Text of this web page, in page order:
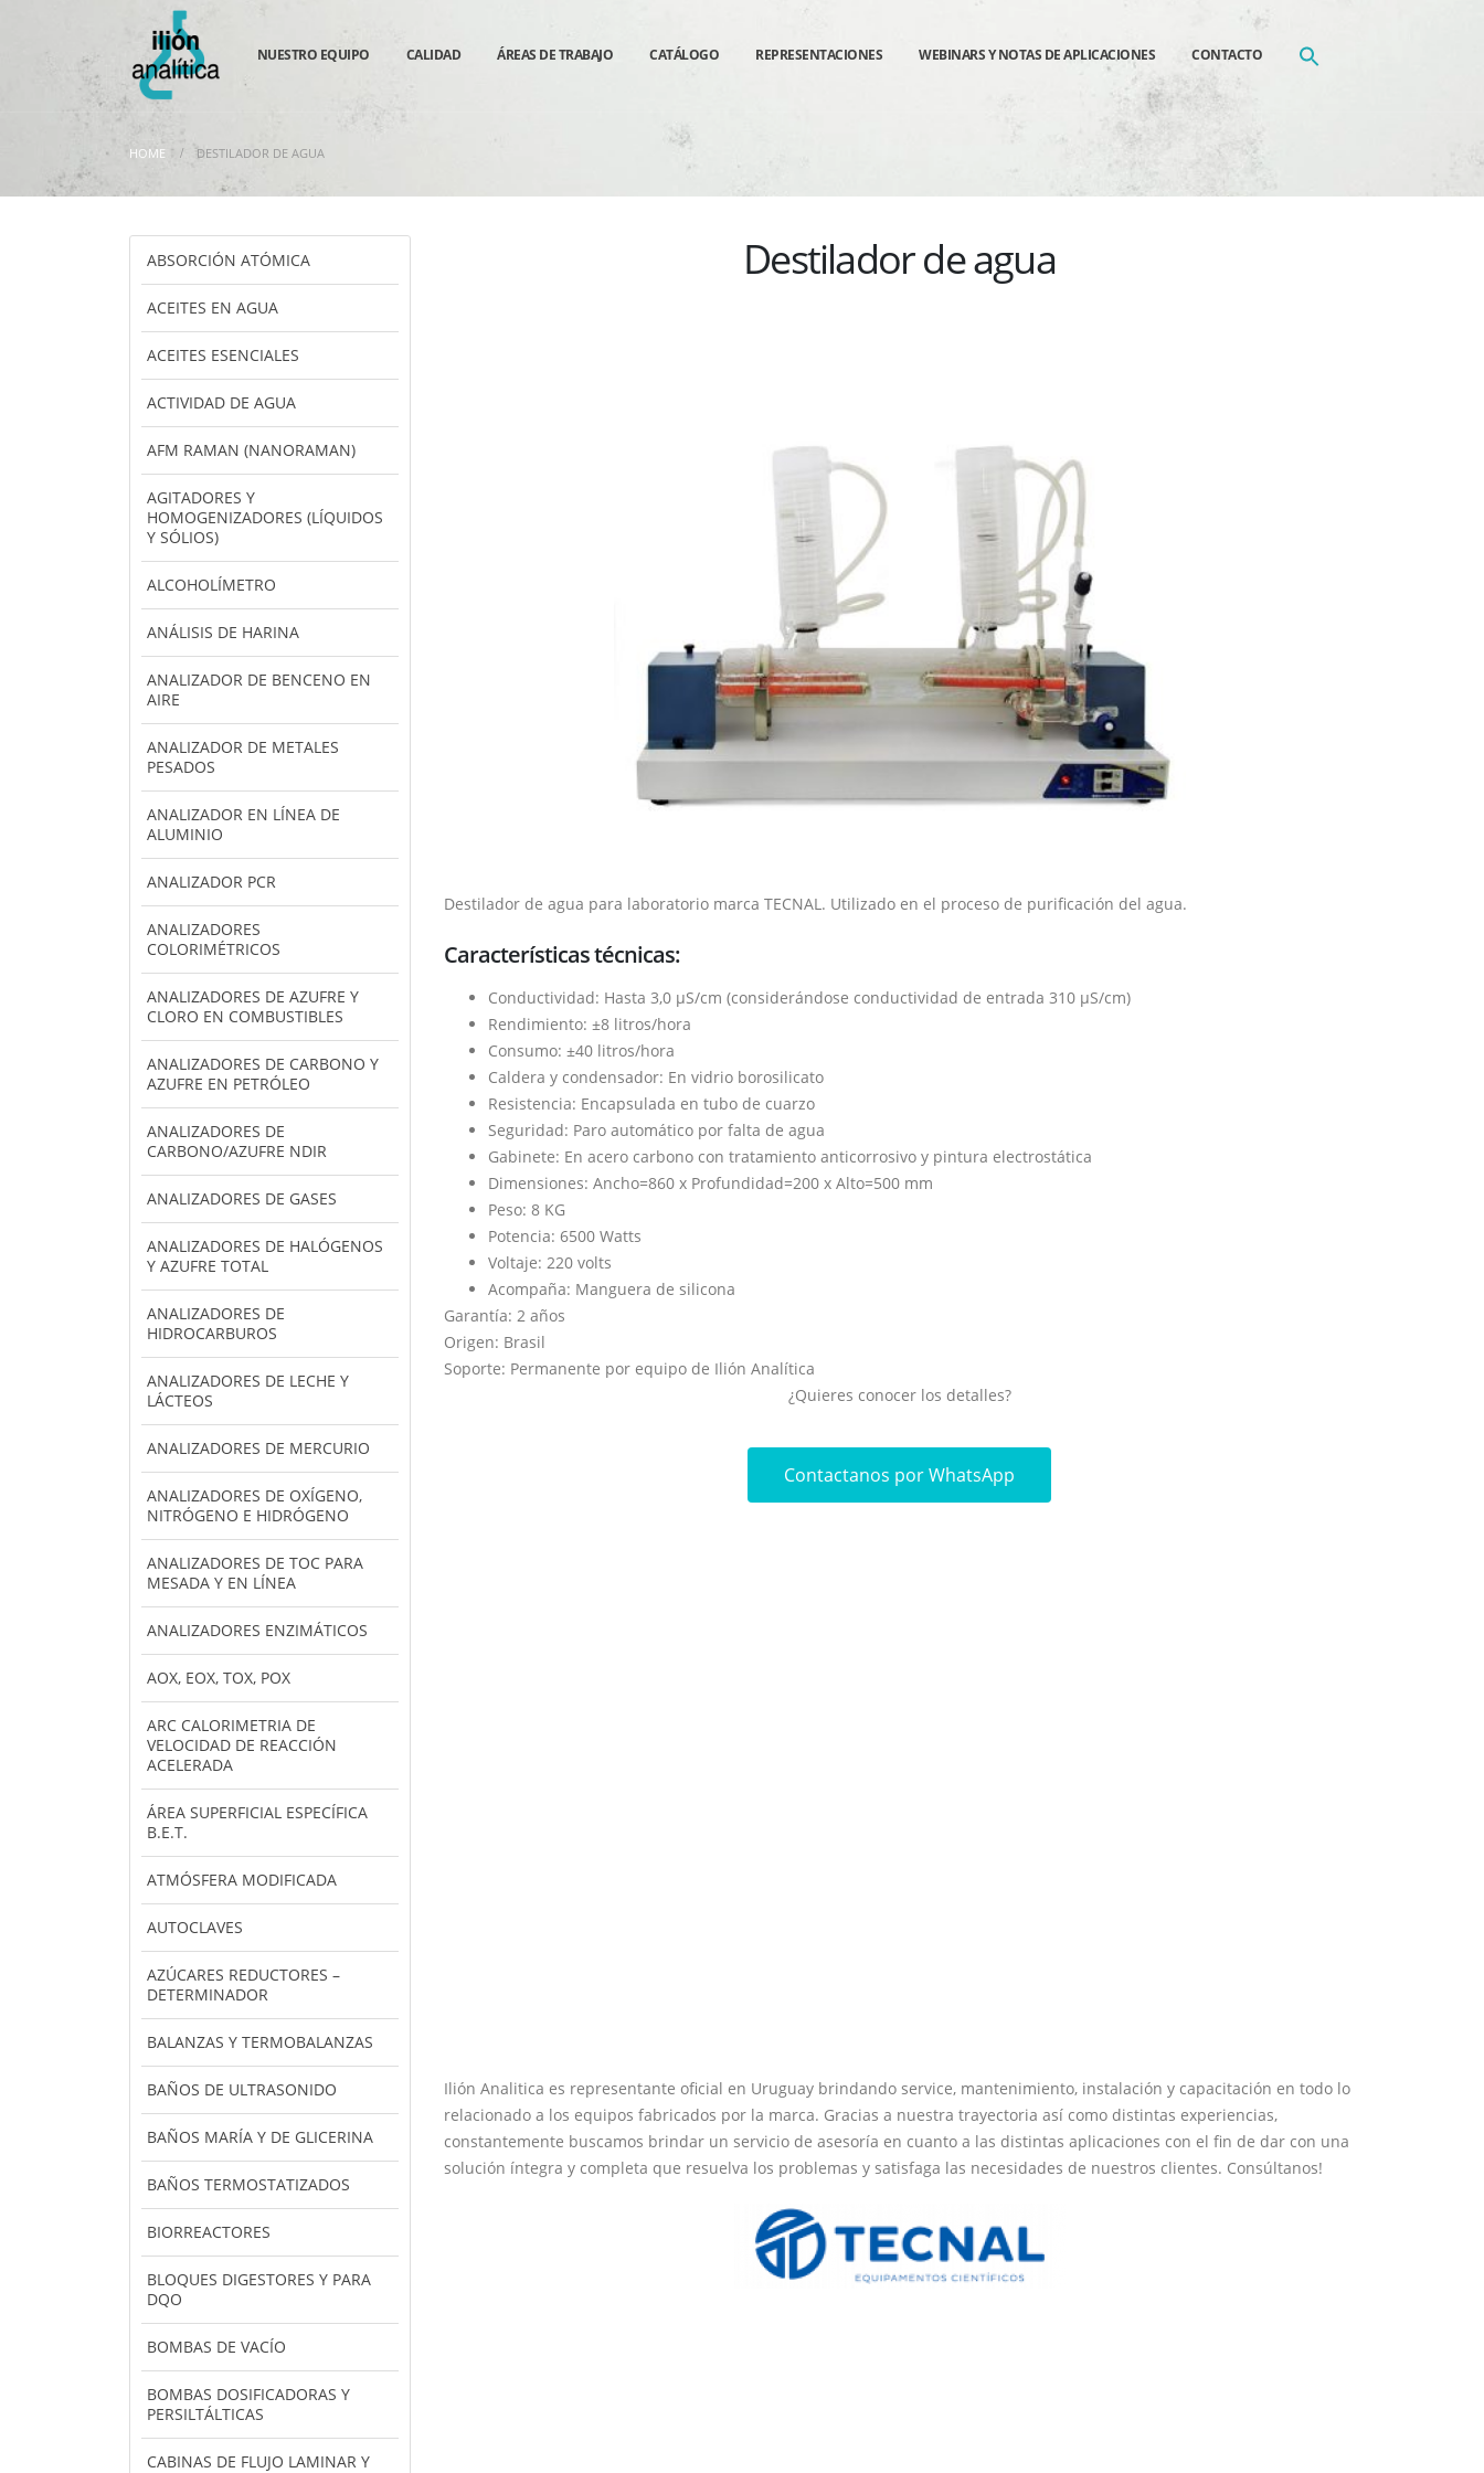
NUESTRO EQUIPO CALIDAD ÁREAS DE TRABAJO CATÁLOGO REPRESENTACIONES WEBINARS Y NOTAS DE APLICACIONES CONTACTO
HOME DESTILADOR DE AGUA
Destilador de agua
Destilador de agua para laboratorio marca TECNAL. Utilizado en el proceso de purificación del agua.
Características técnicas:
Conductividad: Hasta 3,0 µS/cm (considerándose conductividad de entrada 310 µS/cm)
Rendimiento: ±8 litros/hora
Consumo: ±40 litros/hora
Caldera y condensador: En vidrio borosilicato
Resistencia: Encapsulada en tubo de cuarzo
Seguridad: Paro automático por falta de agua
Gabinete: En acero carbono con tratamiento anticorrosivo y pintura electrostática
Dimensiones: Ancho=860 x Profundidad=200 x Alto=500 mm
Peso: 8 KG
Potencia: 6500 Watts
Voltaje: 220 volts
Acompaña: Manguera de silicona
Garantía: 2 años
Origen: Brasil
Soporte: Permanente por equipo de Ilión Analítica
¿Quieres conocer los detalles?
Contactanos por WhatsApp
Ilión Analitica es representante oficial en Uruguay brindando service, mantenimiento, instalación y capacitación en todo lo
relacionado a los equipos fabricados por la marca. Gracias a nuestra trayectoria así como distintas experiencias,
constantemente buscamos brindar un servicio de asesoría en cuanto a las distintas aplicaciones con el fin de dar con una
solución íntegra y completa que resuelva los problemas y satisfaga las necesidades de nuestros clientes. Consúltanos!
ABSORCIÓN ATÓMICA
ACEITES EN AGUA
ACEITES ESENCIALES
ACTIVIDAD DE AGUA
AFM RAMAN (NANORAMAN)
AGITADORES Y
HOMOGENIZADORES (LÍQUIDOS
Y SÓLIOS)
ALCOHOLÍMETRO
ANÁLISIS DE HARINA
ANALIZADOR DE BENCENO EN
AIRE
ANALIZADOR DE METALES
PESADOS
ANALIZADOR EN LÍNEA DE
ALUMINIO
ANALIZADOR PCR
ANALIZADORES
COLORIMÉTRICOS
ANALIZADORES DE AZUFRE Y
CLORO EN COMBUSTIBLES
ANALIZADORES DE CARBONO Y
AZUFRE EN PETRÓLEO
ANALIZADORES DE
CARBONO/AZUFRE NDIR
ANALIZADORES DE GASES
ANALIZADORES DE HALÓGENOS
Y AZUFRE TOTAL
ANALIZADORES DE
HIDROCARBUROS
ANALIZADORES DE LECHE Y
LÁCTEOS
ANALIZADORES DE MERCURIO
ANALIZADORES DE OXÍGENO,
NITRÓGENO E HIDRÓGENO
ANALIZADORES DE TOC PARA
MESADA Y EN LÍNEA
ANALIZADORES ENZIMÁTICOS
AOX, EOX, TOX, POX
ARC CALORIMETRIA DE
VELOCIDAD DE REACCIÓN
ACELERADA
ÁREA SUPERFICIAL ESPECÍFICA
B.E.T.
ATMÓSFERA MODIFICADA
AUTOCLAVES
AZÚCARES REDUCTORES –
DETERMINADOR
BALANZAS Y TERMOBALANZAS
BAÑOS DE ULTRASONIDO
BAÑOS MARÍA Y DE GLICERINA
BAÑOS TERMOSTATIZADOS
BIORREACTORES
BLOQUES DIGESTORES Y PARA
DQO
BOMBAS DE VACÍO
BOMBAS DOSIFICADORAS Y
PERSILTÁLTICAS
CABINAS DE FLUJO LAMINAR Y